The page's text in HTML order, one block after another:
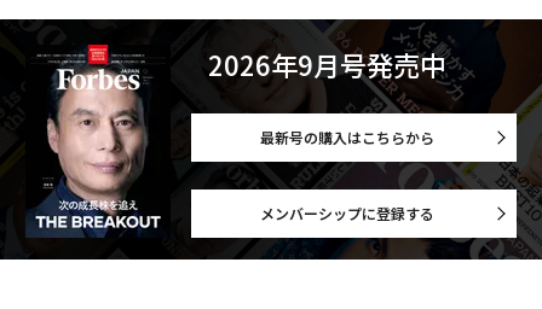
2026年9月号発売中
最新号の購入はこちらから
メンバーシップに登録する